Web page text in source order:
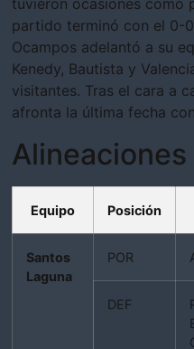
partido terminó con el 0-
Ocampos adelantó a su
Kenedy, Bautista y
visitantes. Tras el cara a
afronta la última fecha
Equipo Posición
Santos
Laguna
POR
DEF